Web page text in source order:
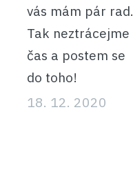
vás mám pár rad.
Tak neztrácejme
čas a postem se
do toho!
18. 12. 2020